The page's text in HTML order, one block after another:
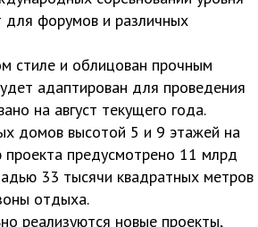
для форумов и различных
стиле и облицован прочным
адаптирован для проведения
на август текущего года.
домов высотой 5 и 9 этажей на
предусмотрено 11 млрд
33 тысячи квадратных метров
отдыха.
реализуются новые проекты,